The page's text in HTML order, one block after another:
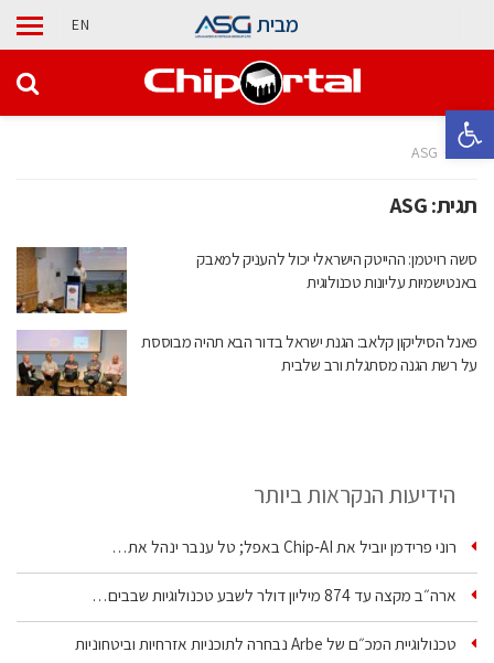
פתח סרגל נגישות
מבית EN
בית ASG
תגית:ASG
סשה רויטמן: ההייטק הישראלי יכול להעניק למאבק
באנטישמיות עליונות טכנולוגית
פאנל הסיליקון קלאב: הגנת ישראל בדור הבא תהיה מבוססת
על רשת הגנה מסתגלת ורב שלבית
הידיעות הנקראות ביותר
רוני פרידמן יוביל את Chip‑AI באפל; טל ענבר ינהל את…
ארה״ב מקצה עד 874 מיליון דולר לשבע טכנולוגיות שבבים…
טכנולוגיית המכ״ם של Arbe נבחרה לתוכניות אזרחיות וביטחוניות